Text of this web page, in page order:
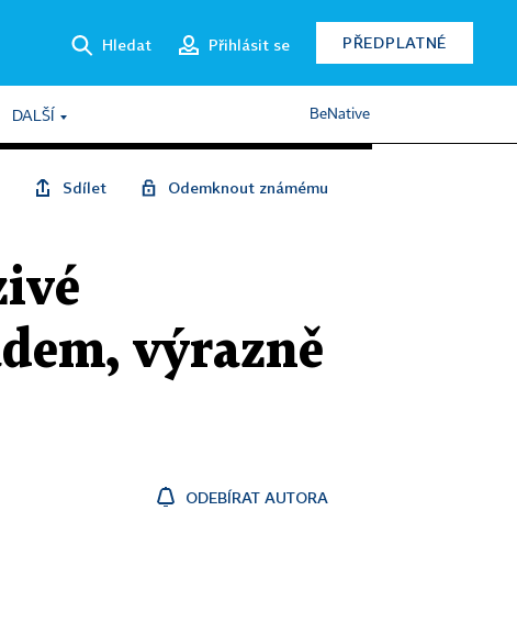
Hledat Přihlásit se PŘEDPLATNÉ
DALŠÍ BeNative
Sdílet Odemknout známému
výrazně
ODEBÍRAT AUTORA